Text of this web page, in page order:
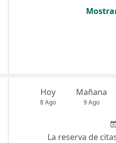
Hoy
8 Ago
Mañana
9 Ago
La reserva de